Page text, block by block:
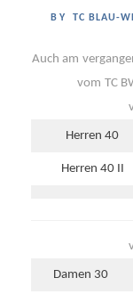
BY TC BLAU-
Auch am
vom TC
Herren 40
Herren 40 II
Damen 30